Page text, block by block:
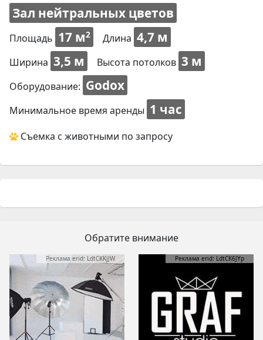
Зал нейтральных цветов
Площадь 17 м2 Длина 4,7 м
Ширина 3,5 м Высота потолков 3 м
Оборудование: Godox
Минимальное время аренды 1 час
Съемка с животными по запросу
Обратите внимание
Реклама erid: LdtCKKjJW Реклама erid: LdtCK6JYp